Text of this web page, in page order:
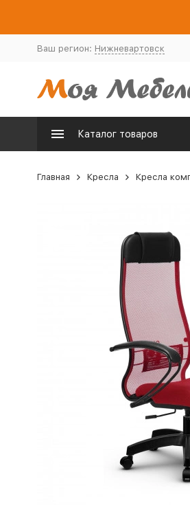
Ваш регион: Нижневартовск
Каталог товаров
Главная Кресла Кресла